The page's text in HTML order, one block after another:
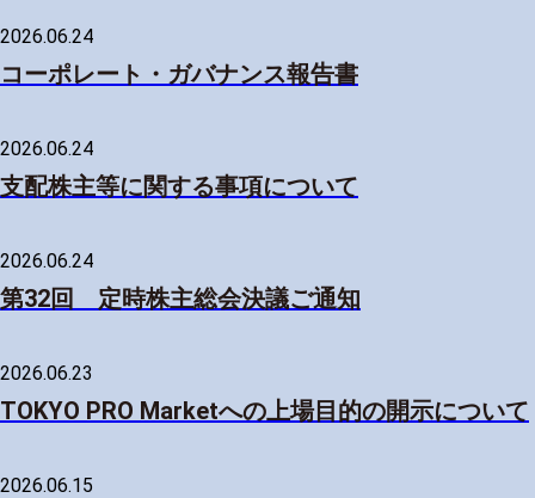
2026.06.24
コーポレート・ガバナンス報告書
2026.06.24
支配株主等に関する事項について
2026.06.24
第32回 定時株主総会決議ご通知
2026.06.23
TOKYO PRO Marketへの上場目的の開示について
2026.06.15